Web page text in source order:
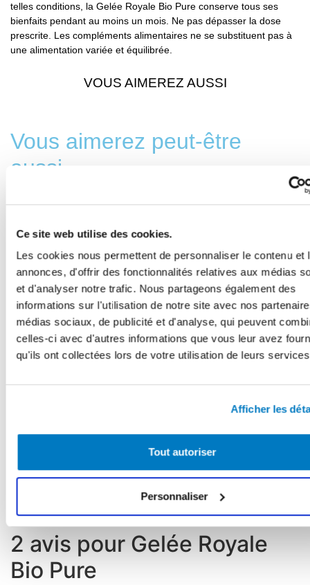
Ce site web utilise des cookies.
Les cookies nous permettent de personnaliser le contenu et
annonces, d'offrir des fonctionnalités relatives aux médias
et d'analyser notre trafic. Nous partageons également des
informations sur l'utilisation de notre site avec nos
médias sociaux, de publicité et d'analyse, qui peuvent
celles-ci avec d'autres informations que vous leur avez
qu'ils ont collectées lors de votre utilisation de leurs
Afficher les
Tout autoriser
Personnaliser
telles conditions, la Gelée Royale Bio Pure conserve tous ses
bienfaits pendant au moins un mois. Ne pas dépasser la dose
prescrite. Les compléments alimentaires ne se substituent pas à
une alimentation variée et équilibrée.
VOUS AIMEREZ AUSSI
Vous aimerez peut-être
aussi…
GELÉE ROYALE SUR MIEL
sur 5
GELAFORM COLLAGEN+
«GOLD»
4.68
de
64.80
a
plusieurs
variations.
options
peuvent
être
choisies
la
produit
AVIS CLIENTS
2 avis pour Gelée Royale
Bio Pure